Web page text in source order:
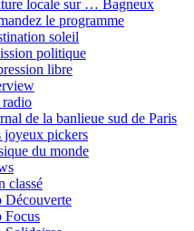
locale sur … Bagneux
le programme
soleil
politique
libre
radio
de la banlieue sud de Paris
joyeux pickers
du monde
classé
Découverte
Focus